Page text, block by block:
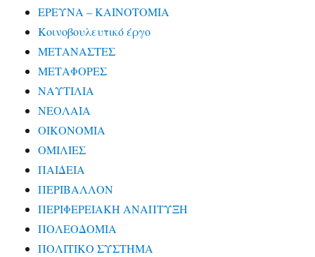
ΕΡΕΥΝΑ – ΚΑΙΝΟΤΟΜΙΑ
Κοινοβουλευτικό έργο
ΜΕΤΑΝΑΣΤΕΣ
ΜΕΤΑΦΟΡΕΣ
ΝΑΥΤΙΛΙΑ
ΝΕΟΛΑΙΑ
ΟΙΚΟΝΟΜΙΑ
ΟΜΙΛΙΕΣ
ΠΑΙΔΕΙΑ
ΠΕΡΙΒΑΛΛΟΝ
ΠΕΡΙΦΕΡΕΙΑΚΗ ΑΝΑΠΤΥΞΗ
ΠΟΛΕΟΔΟΜΙΑ
ΠΟΛΙΤΙΚΟ ΣΥΣΤΗΜΑ